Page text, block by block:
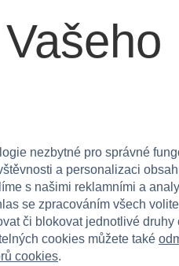
nezbytné pro správné
a personalizaci
s našimi reklamními a
se zpracováním všech
či blokovat jednotlivé druhy
cookies můžete také
cookies.